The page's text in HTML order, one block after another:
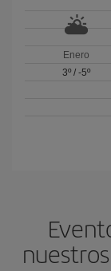
Enero
3º/ -5º